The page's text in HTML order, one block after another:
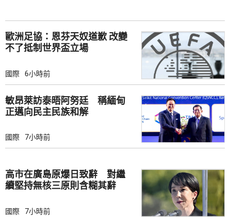
歐洲足協：恩芬天奴道歉 改變
不了抵制世界盃立場
國際 6小時前
敏昂萊訪泰晤阿努廷 稱緬甸
正邁向民主民族和解
國際 7小時前
高市在廣島原爆日致辭 對繼
續堅持無核三原則含糊其辭
國際 7小時前